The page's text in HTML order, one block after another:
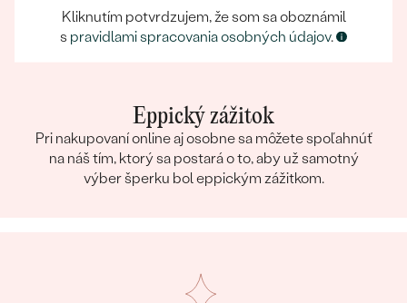
Eppický zážitok
Pri nakupovaní online aj osobne sa môžete spoľahnúť
na náš tím, ktorý sa postará o to, aby už samotný
výber šperku bol eppickým zážitkom.
Kliknutím potvrdzujem, že som sa oboznámil
s pravidlami spracovania osobných údajov.